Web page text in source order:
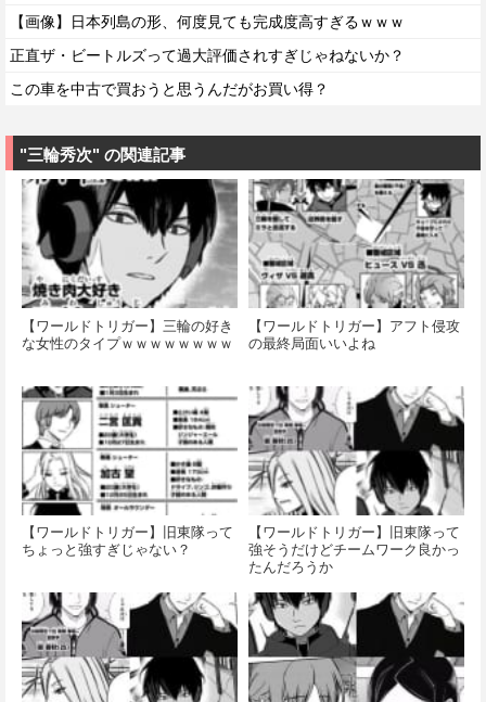
【画像】日本列島の形、何度見ても完成度高すぎるｗｗｗ
正直ザ・ビートルズって過大評価されすぎじゃねないか？
この車を中古で買おうと思うんだがお買い得？
"三輪秀次" の関連記事
【ワールドトリガー】三輪の好き
な女性のタイプｗｗｗｗｗｗｗｗ
【ワールドトリガー】アフト侵攻
の最終局面いいよね
【ワールドトリガー】旧東隊って
ちょっと強すぎじゃない？
【ワールドトリガー】旧東隊って
強そうだけどチームワーク良かっ
たんだろうか